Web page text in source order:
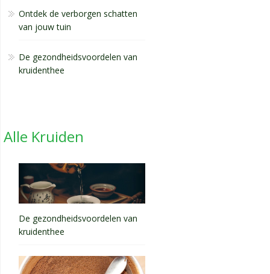
Ontdek de verborgen schatten
van jouw tuin
De gezondheidsvoordelen van
kruidenthee
Alle Kruiden
De gezondheidsvoordelen van
kruidenthee